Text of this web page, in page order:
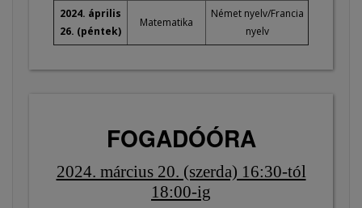
2024. április
26. (péntek)
Matematika
Német nyelv/Francia
nyelv
FOGADÓÓRA
2024. március 20. (szerda) 16:30-tól
18:00-ig